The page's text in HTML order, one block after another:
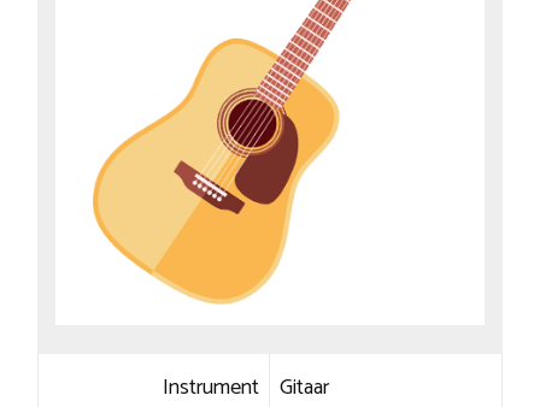
Instrument Gitaar